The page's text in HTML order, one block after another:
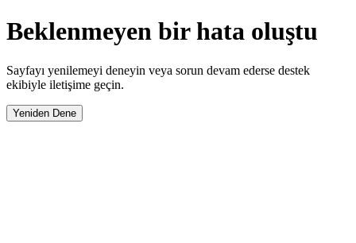
Beklenmeyen bir hata oluştu
Sayfayı yenilemeyi deneyin veya sorun devam ederse destek
ekibiyle iletişime geçin.
Yeniden Dene